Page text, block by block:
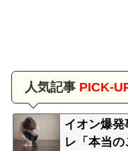
人気記事PICK-
イオン爆
レ「本当の